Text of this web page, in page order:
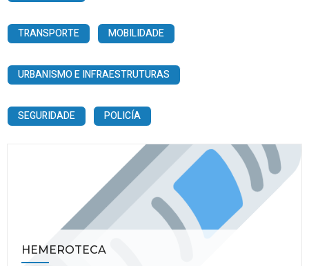
TRANSPORTE MOBILIDADE
URBANISMO E INFRAESTRUTURAS
SEGURIDADE POLICÍA
HEMEROTECA